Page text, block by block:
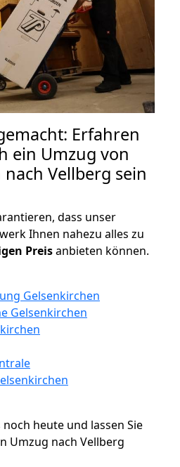
Erfahren
ein Umzug von
Vellberg sein
dass unser
Ihnen nahezu alles zu
Preisanbieten können.
Gelsenkirchen
Gelsenkirchen
heute und lassen Sie
Umzug nach Vellberg